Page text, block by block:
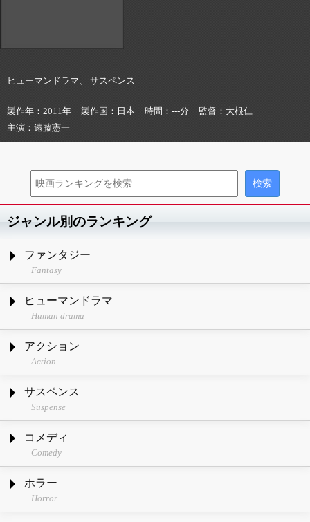
ヒューマンドラマ、 サスペンス
製作年 2011年 製作国 日本 時間 ---分 監督
大根仁
主演
遠藤憲一
ジャンル別のランキング
ファンタジー
Fantasy
ヒューマンドラマ
Human drama
アクション
Action
サスペンス
Suspense
コメディ
Comedy
ホラー
Horror